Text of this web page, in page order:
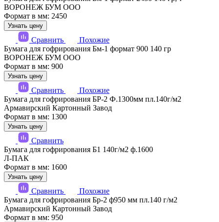
ВОРОНЕЖ БУМ ООО
Формат в мм: 2450
Узнать цену
Сравнить
Похожие
Бумага для гофрирования Бм-1 формат 900 140 гр
ВОРОНЕЖ БУМ ООО
Формат в мм: 900
Узнать цену
Сравнить
Похожие
Бумага для гофрирования БР-2 Ф.1300мм пл.140г/м2
Армавирский Картонный Завод
Формат в мм: 1300
Узнать цену
Сравнить
Бумага для гофрирования Б1 140г/м2 ф.1600
Л-ПАК
Формат в мм: 1600
Узнать цену
Сравнить
Похожие
Бумага для гофрирования Бр-2 ф950 мм пл.140 г/м2
Армавирский Картонный Завод
Формат в мм: 950